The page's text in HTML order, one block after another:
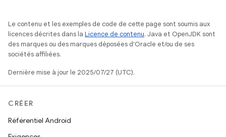
Le contenu et les exemples de code de cette page sont soumis aux
licences décrites dans la Licence de contenu. Java et OpenJDK sont
des marques ou des marques déposées d'Oracle et/ou de ses
sociétés affiliées.
Dernière mise à jour le 2025/07/27 (UTC).
CRÉER
Référentiel Android